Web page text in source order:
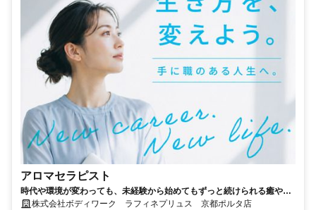
アロマセラピスト
時代や環境が変わっても、未経験から始めてもずっと続けられる癒やし
の仕事。手に職を身につけて、生き方を変えよう。
株式会社ボディワーク ラフィネプリュス 京都ポルタ店